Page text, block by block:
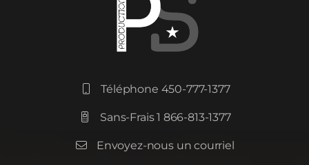
Téléphone 450-777-1377
 Sans-Frais 1 866-813-1377
 Envoyez-nous un courriel